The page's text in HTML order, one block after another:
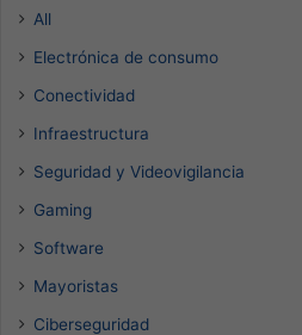
All
Electrónica de consumo
Conectividad
Infraestructura
Seguridad y Videovigilancia
Gaming
Software
Mayoristas
Ciberseguridad